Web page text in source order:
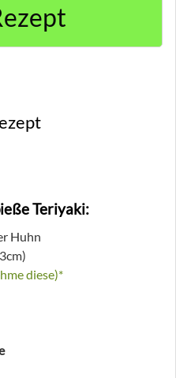
Teriyaki:
Huhn
diese)*